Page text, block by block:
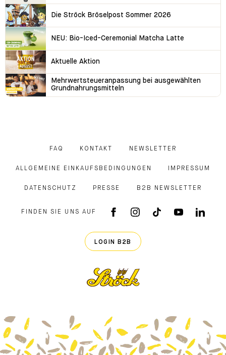
Die Ströck Bröselpost Sommer 2026
NEU: Bio-Iced-Ceremonial Matcha Latte
Aktuelle Aktion
Mehrwertsteueranpassung bei ausgewählten
Grundnahrungsmitteln
FAQ KONTAKT NEWSLETTER
ALLGEMEINE EINKAUFSBEDINGUNGEN IMPRESSUM
DATENSCHUTZ PRESSE B2B NEWSLETTER
FINDEN SIE UNS AUF
FACEBOOK APP
INSTAGRAM
TIKTOKYOUTUBE
LOGIN B2B